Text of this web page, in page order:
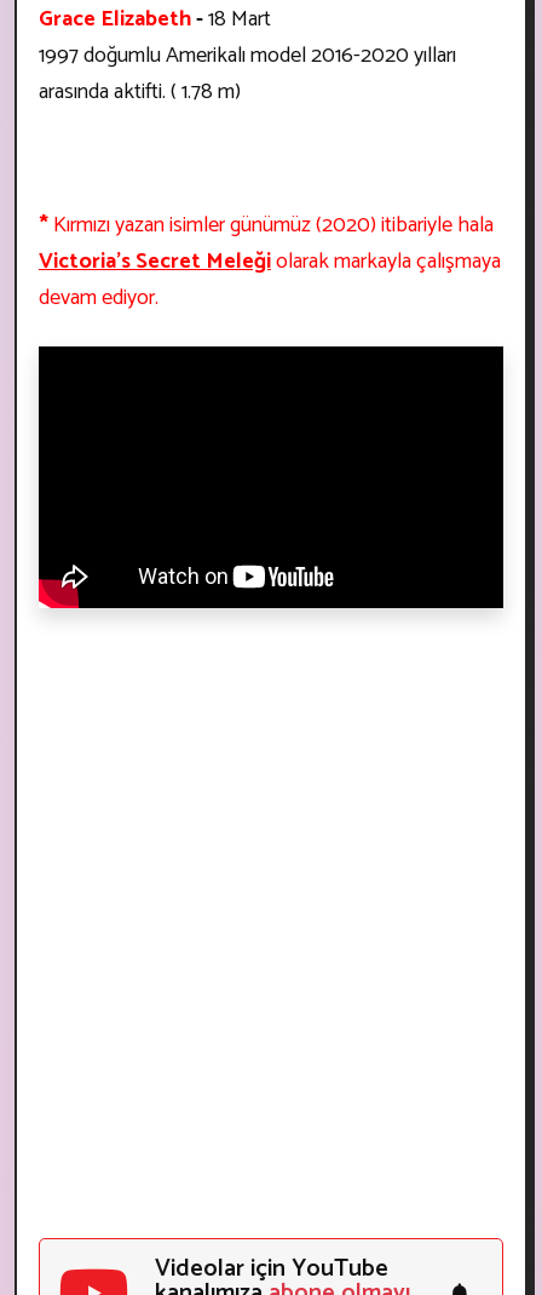
Grace Elizabeth-18 Mart
1997 doğumlu Amerikalı model2016-2020 yılları
arasında aktifti. ( 1.78 m)
*Kırmızı yazan isimler günümüz (2020) itibariyle hala
Victoria's Secret Meleğiolarak markayla çalışmaya
devam ediyor.
Videolar için YouTube